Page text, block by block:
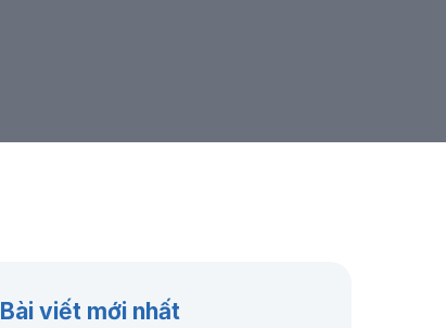
Bài viết mới nhất